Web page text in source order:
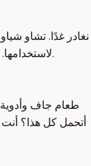
نغادر غدًا. تشاو
لاستخدامها. وماذا في مرآة النجوم الست؟ فيها ملابس للتبديل.
طعام جاف
أتحمل كل هذا؟ أنت